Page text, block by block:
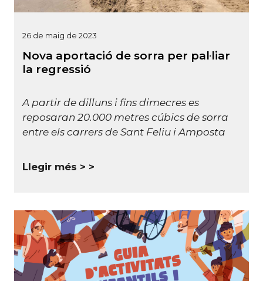
26 de maig de 2023
Nova aportació de sorra per pal·liar
la regressió
A partir de dilluns i fins dimecres es
reposaran 20.000 metres cúbics de sorra
entre els carrers de Sant Feliu i Amposta
Llegir més >